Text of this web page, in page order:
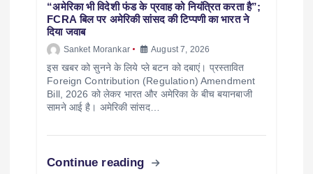
“अमेरिका भी विदेशी फंड के प्रवाह को नियंत्रित करता है”;
FCRA बिल पर अमेरिकी सांसद की टिप्पणी का भारत ने
दिया जवाब
Sanket Morankar August 7, 2026
इस खबर को सुनने के लिये प्ले बटन को दबाएं। प्रस्तावित
Foreign Contribution (Regulation) Amendment
Bill, 2026 को लेकर भारत और अमेरिका के बीच बयानबाजी
सामने आई है। अमेरिकी सांसद…
Continue reading